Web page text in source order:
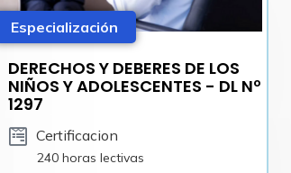
Especialización
DERECHOS Y DEBERES DE LOS
NIÑOS Y ADOLESCENTES - DL Nº
1297
Certificacion
240 horas lectivas